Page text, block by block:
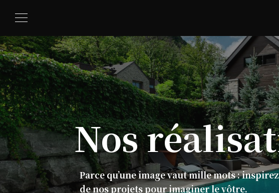
Nos
Parce qu’une image vaut mille mots :
de nos projets pour imaginer le vôtre.